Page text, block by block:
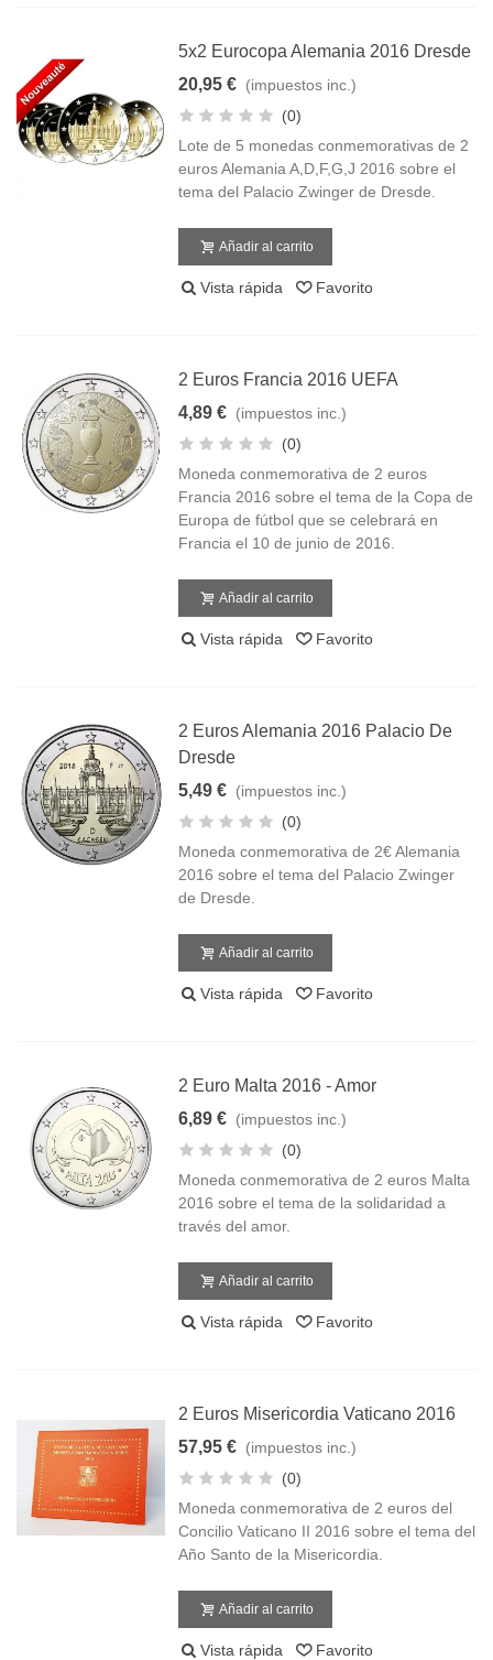
5x2 Eurocopa Alemania 2016 Dresde
20,95 € (impuestos inc.)
(0)
Lote de 5 monedas conmemorativas de 2
euros Alemania A,D,F,G,J 2016 sobre el
tema del Palacio Zwinger de Dresde.
Añadir al carrito
Vista rápida Favorito
2 Euros Francia 2016 UEFA
4,89 € (impuestos inc.)
(0)
Moneda conmemorativa de 2 euros
Francia 2016 sobre el tema de la Copa de
Europa de fútbol que se celebrará en
Francia el 10 de junio de 2016.
Añadir al carrito
Vista rápida Favorito
2 Euros Alemania 2016 Palacio De
Dresde
5,49 € (impuestos inc.)
(0)
Moneda conmemorativa de 2€ Alemania
2016 sobre el tema del Palacio Zwinger
de Dresde.
Añadir al carrito
Vista rápida Favorito
2 Euro Malta 2016 - Amor
6,89 € (impuestos inc.)
(0)
Moneda conmemorativa de 2 euros Malta
2016 sobre el tema de la solidaridad a
través del amor.
Añadir al carrito
Vista rápida Favorito
2 Euros Misericordia Vaticano 2016
57,95 € (impuestos inc.)
(0)
Moneda conmemorativa de 2 euros del
Concilio Vaticano II 2016 sobre el tema del
Año Santo de la Misericordia.
Añadir al carrito
Vista rápida Favorito